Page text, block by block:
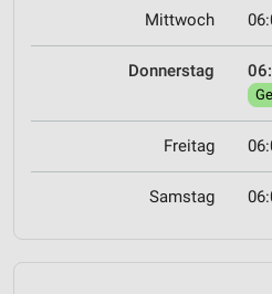
Mittwoch
Donnerstag
Freitag
Samstag